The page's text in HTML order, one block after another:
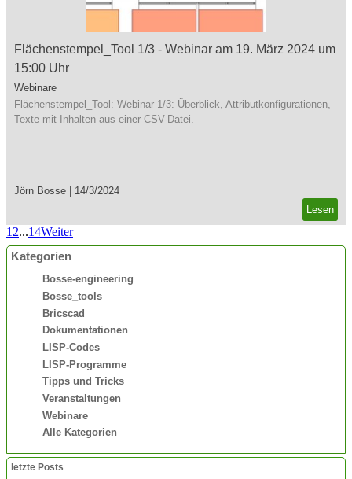
Flächenstempel_Tool 1/3 - Webinar am 19. März 2024 um
15:00 Uhr
Webinare
Flächenstempel_Tool: Webinar 1/3: Überblick, Attributkonfigurationen,
Texte mit Inhalten aus einer CSV-Datei.
Jörn Bosse
14/3/2024
Lesen
1 2...14Weiter
Kategorien
Bosse-engineering
Bosse_tools
Bricscad
Dokumentationen
LISP-Codes
LISP-Programme
Tipps und Tricks
Veranstaltungen
Webinare
Alle Kategorien
letzte Posts